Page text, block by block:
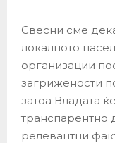
Свесни сме
локалното
организации
загрижености
затоа Владата
транспарентно
релевантни